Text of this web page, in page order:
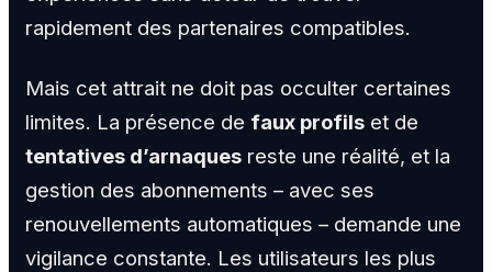
rapidement des partenaires compatibles.
Mais cet attrait ne doit pas occulter certaines
limites. La présence de faux profils et de
tentatives d’arnaques reste une réalité, et la
gestion des abonnements – avec ses
renouvellements automatiques – demande une
vigilance constante. Les utilisateurs les plus